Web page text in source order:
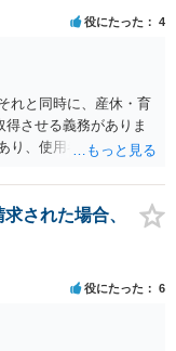
役にたった 4
れと同時に、産休・育
させる義務がありま
り、使用者側で任意に
ません。 ただし、残念
慣行の事業者はありま
自体が、均等法９条１
となり、事業者が是正
性もあります。 実際
が、かなり稀なケー
解雇は無効であり、損
なアクションを取る
された場合、
役にたった 6